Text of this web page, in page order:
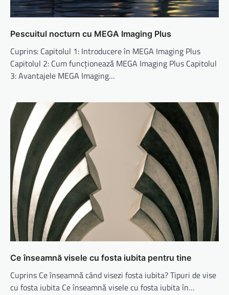
Pescuitul nocturn cu MEGA Imaging Plus
Cuprins: Capitolul 1: Introducere în MEGA Imaging Plus
Capitolul 2: Cum funcționează MEGA Imaging Plus Capitolul
3: Avantajele MEGA Imaging…
Ce înseamnă visele cu fosta iubita pentru tine
Cuprins Ce înseamnă când visezi fosta iubita? Tipuri de vise
cu fosta iubita Ce înseamnă visele cu fosta iubita în…